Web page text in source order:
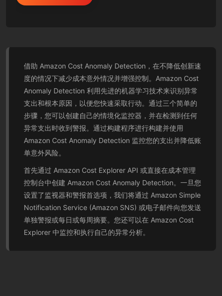
借助 Amazon Cost Anomaly Detection，在不降低创新速
度的情况下减少成本意外情况并增强控制。Amazon Cost
Anomaly Detection 利用先进的机器学习技术来识别异常
支出和根本原因，以便您快速采取行动。通过三个简单的
步骤，您可以创建自己的情境化监控器，并在检测到任何
异常支出时收到警报。通过构建程序进行构建并使用
Amazon Cost Anomaly Detection 监控您的支出并降低账
单意外风险。
首先通过 Amazon Cost Explorer API 或直接在成本管理
控制台中创建 Amazon Cost Anomaly Detection。一旦您
设置了监视器和警报首选项，我们将通过 Amazon Simple
Notification Service (Amazon SNS) 或电子邮件向您发送
单独警报或每日或每周摘要。您还可以在 Amazon Cost
Explorer 中监控和执行自己的异常分析。